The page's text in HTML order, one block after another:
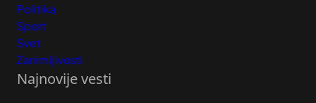
Politika
Sport
Svet
Zanimljivosti
Najnovije vesti